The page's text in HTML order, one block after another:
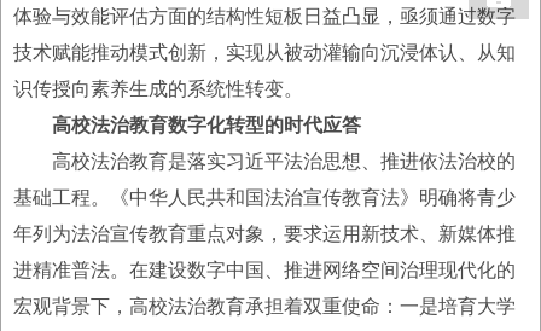
体验与效能评估方面的结构性短板日益凸显，亟须通过数字
技术赋能推动模式创新，实现从被动灌输向沉浸体认、从知
识传授向素养生成的系统性转变。
高校法治教育数字化转型的时代应答
高校法治教育是落实习近平法治思想、推进依法治校的
基础工程。《中华人民共和国法治宣传教育法》明确将青少
年列为法治宣传教育重点对象，要求运用新技术、新媒体推
进精准普法。在建设数字中国、推进网络空间治理现代化的
宏观背景下，高校法治教育承担着双重使命：一是培育大学